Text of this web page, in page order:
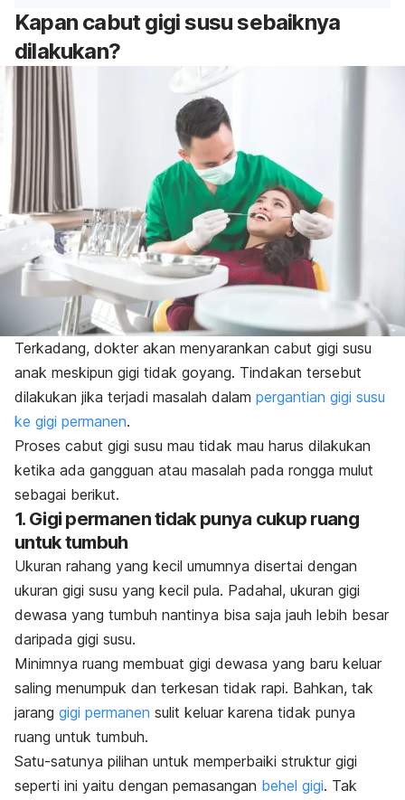
Kapan cabut gigi susu sebaiknya
dilakukan?
Terkadang, dokter akan menyarankan cabut gigi susu
anak meskipun gigi tidak goyang. Tindakan tersebut
dilakukan jika terjadi masalah dalam pergantian gigi susu
ke gigi permanen.
Proses cabut gigi susu mau tidak mau harus dilakukan
ketika ada gangguan atau masalah pada rongga mulut
sebagai berikut.
1. Gigi permanen tidak punya cukup ruang
untuk tumbuh
Ukuran rahang yang kecil umumnya disertai dengan
ukuran gigi susu yang kecil pula. Padahal, ukuran gigi
dewasa yang tumbuh nantinya bisa saja jauh lebih besar
daripada gigi susu.
Minimnya ruang membuat gigi dewasa yang baru keluar
saling menumpuk dan terkesan tidak rapi. Bahkan, tak
jarang gigi permanen sulit keluar karena tidak punya
ruang untuk tumbuh.
Satu-satunya pilihan untuk memperbaiki struktur gigi
seperti ini yaitu dengan pemasangan behel gigi. Tak